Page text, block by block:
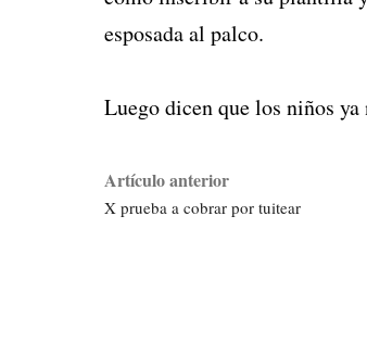
esposada al palco.
Luego dicen que los niños
Artículo anterior
X prueba a cobrar por tuitear